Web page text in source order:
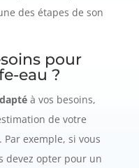
des étapes de son
pour
eau ?
à vos besoins,
de votre
exemple, si vous
devez opter pour un